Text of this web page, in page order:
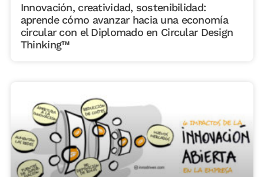
Innovación, creatividad, sostenibilidad:
aprende cómo avanzar hacia una economía
circular con el Diplomado en Circular Design
Thinking™